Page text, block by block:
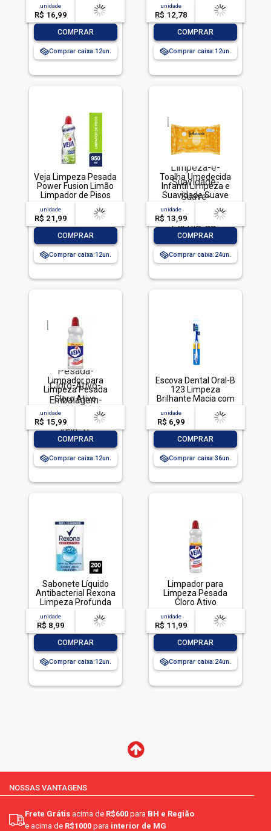
unidade
R$ 16,99
acima de
-- --,--un.
COMPRAR
Comprar caixa:12
unidade
R$ 12,78
acima de
-- --,--un.
COMPRAR
Comprar caixa:12
Veja Limpeza Pesada
Power Fusion Limão
Limpador de Pisos
950ml
unidade
R$ 21,99
acima de
-- --,--un.
COMPRAR
Comprar caixa:12
Toalha Umedecida
Infantil Limpeza e
Suavidade Suave
Johnson's Pacote 44
Unidades
unidade
R$ 13,99
acima de
-- --,--un.
COMPRAR
Comprar caixa:24
Limpador para
Limpeza Pesada
Cloro Ativo
Embalagem
Econômica, Veja, 1L
unidade
R$ 15,99
acima de
-- --,--un.
COMPRAR
Comprar caixa:12
Escova Dental Oral-B
123 Limpeza
Brilhante Macia com
1 unidade
unidade
R$ 6,99
acima de
-- --,--un.
COMPRAR
Comprar caixa:36
Sabonete Líquido
Antibacterial Rexona
Limpeza Profunda
Sachê 200ml Refil
Econômico
unidade
R$ 8,99
acima de
-- --,--un.
COMPRAR
Comprar caixa:12
Limpador para
Limpeza Pesada
Cloro Ativo
Embalagem
Econômica, Veja,
500ml
unidade
R$ 11,99
acima de
-- --,--un.
COMPRAR
Comprar caixa:24
NOSSAS VANTAGENS
Frete Grátis acima de R$600 para BH e Região
e acima de R$1000 para interior de MG